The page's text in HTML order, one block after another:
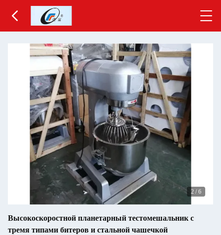
2 / 6
Высокоскоростной планетарный тестомешальник с
тремя типами битеров и стальной чашечкой